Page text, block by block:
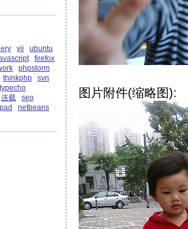
图片附件(缩略图):
yii
ubuntu
firefox
phpstorm
thinkphp
svn
typecho
连载
seo
netbeans